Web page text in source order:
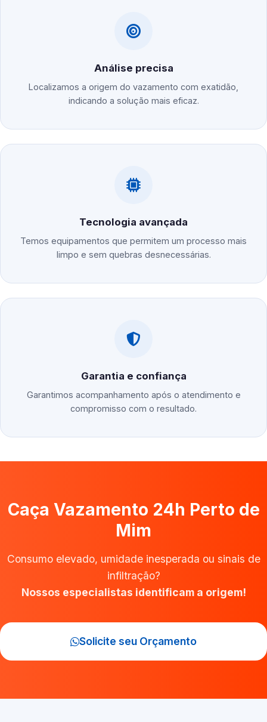
Análise precisa
Localizamos a origem do vazamento com exatidão,
indicando a solução mais eficaz.
Tecnologia avançada
Temos equipamentos que permitem um processo mais
limpo e sem quebras desnecessárias.
Garantia e confiança
Garantimos acompanhamento após o atendimento e
compromisso com o resultado.
Caça Vazamento 24h Perto de
Mim
Consumo elevado, umidade inesperada ou sinais de
infiltração?
Nossos especialistas identificam a origem!
Solicite seu Orçamento